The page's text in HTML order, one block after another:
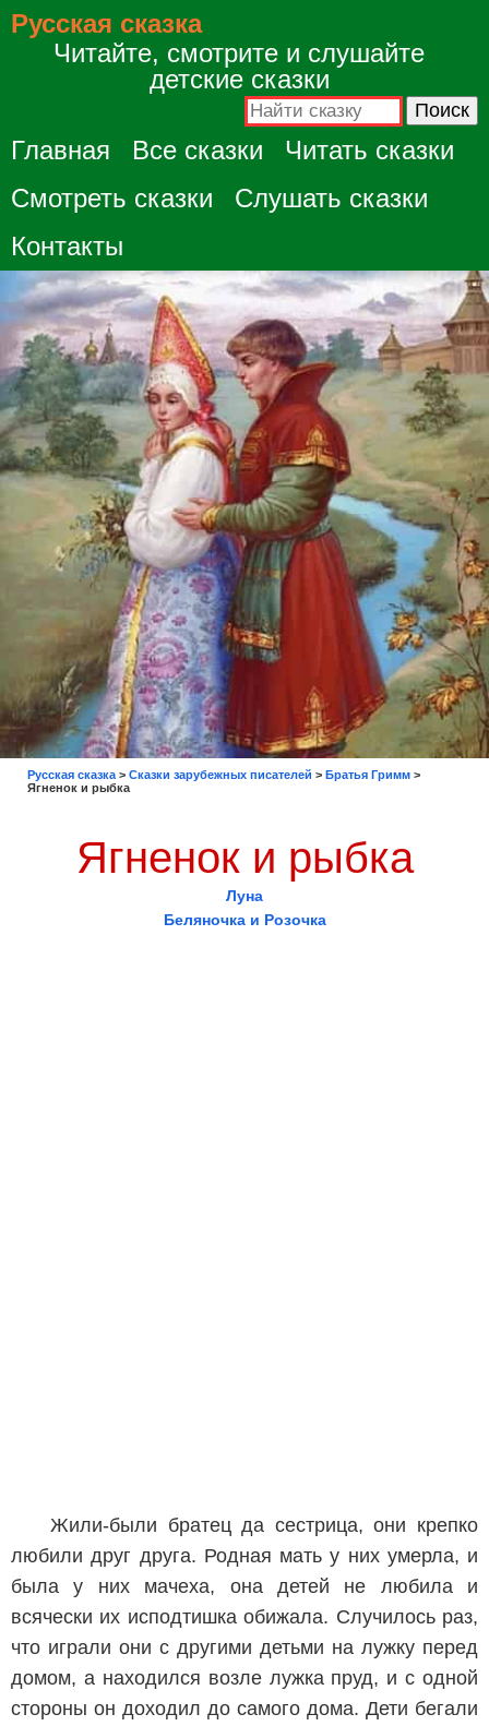
Русская сказка
Читайте, смотрите и слушайте
детские сказки
Главная Все сказки
Читать сказки
Смотреть сказки
Слушать сказки
Контакты
Русская сказка > Сказки зарубежных писателей > Братья Гримм >
Ягненок и рыбка
Ягненок и рыбка
Луна
Беляночка и Розочка
Жили-были братец да сестрица, они крепко
любили друг друга. Родная мать у них умерла, и
была у них мачеха, она детей не любила и
всячески их исподтишка обижала. Случилось раз,
что играли они с другими детьми на лужку перед
домом, а находился возле лужка пруд, и с одной
стороны он доходил до самого дома. Дети бегали